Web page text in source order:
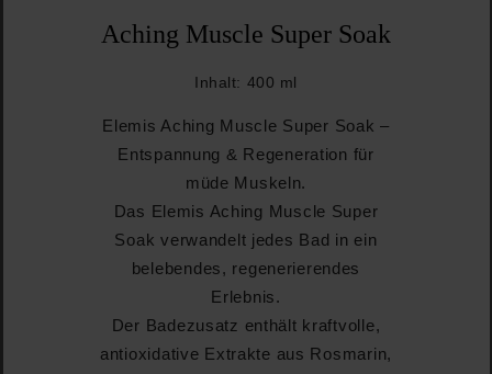
Aching Muscle Super Soak
Inhalt: 400 ml
Elemis Aching Muscle Super Soak –
Entspannung & Regeneration für
müde Muskeln.
Das Elemis Aching Muscle Super
Soak verwandelt jedes Bad in ein
belebendes, regenerierendes
Erlebnis.
Der Badezusatz enthält kraftvolle,
antioxidative Extrakte aus Rosmarin,